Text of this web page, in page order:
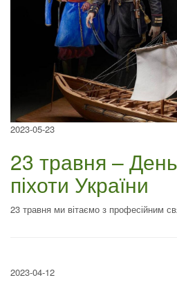
2023-05-23
23 травня –
піхоти України
23 травня ми вітаємо з професійним
2023-04-12